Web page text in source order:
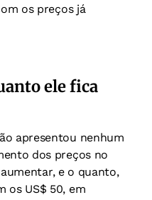
os preços já
ele fica
apresentou nenhum
dos preços no
e o quanto,
os US$ 50, em